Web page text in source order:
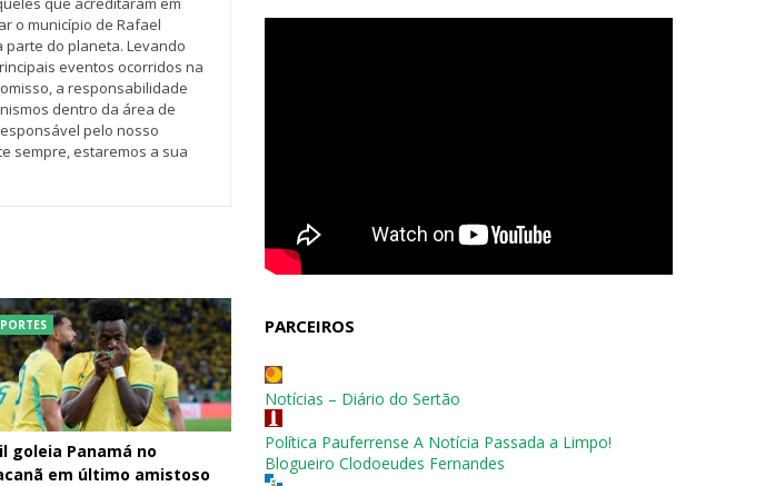
o município de Rafael
parte do planeta. Levando
eventos ocorridos na
a responsabilidade
dentro da área de
pelo nosso
sempre, estaremos a sua
goleia Panamá no
em último amistoso
PARCEIROS
Notícias – Diário do Sertão
Política Pauferrense A Notícia Passada a Limpo!
Blogueiro Clodoeudes Fernandes